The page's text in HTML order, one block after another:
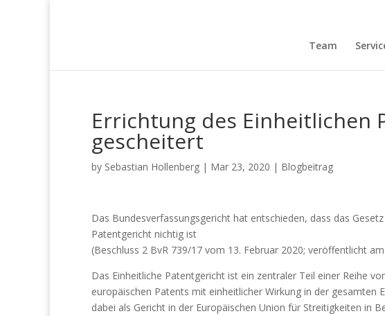
Team
Errichtung des Einheitlichen
gescheitert
by Sebastian Hollenberg | Mar 23, 2020 | Blogbeitrag
Das Bundesverfassungsgericht hat entschieden, dass das
Patentgericht nichtig ist
(Beschluss 2 BvR 739/17 vom 13. Februar 2020; veröffentlicht
Das Einheitliche Patentgericht ist ein zentraler Teil einer Reihe
europäischen Patents mit einheitlicher Wirkung in der gesamten
dabei als Gericht in der Europäischen Union für Streitigkeiten in